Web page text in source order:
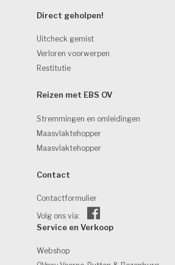
Direct geholpen!
Uitcheck gemist
Verloren voorwerpen
Restitutie
Reizen met EBS OV
Stremmingen en omleidingen
Maasvlaktehopper
Maasvlaktehopper
Contact
Contactformulier
Volg ons via:
Service en Verkoop
Webshop